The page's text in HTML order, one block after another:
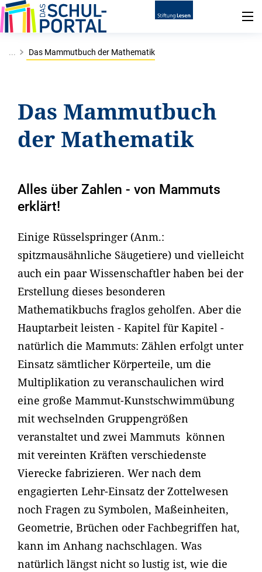
... Das Mammutbuch der Mathematik
Das Mammutbuch
der Mathematik
Alles über Zahlen - von Mammuts
erklärt!
Einige Rüsselspringer (Anm.:
spitzmausähnliche Säugetiere) und vielleicht
auch ein paar Wissenschaftler haben bei der
Erstellung dieses besonderen
Mathematikbuchs fraglos geholfen. Aber die
Hauptarbeit leisten - Kapitel für Kapitel -
natürlich die Mammuts: Zählen erfolgt unter
Einsatz sämtlicher Körperteile, um die
Multiplikation zu veranschaulichen wird
eine große Mammut-Kunstschwimmübung
mit wechselnden Gruppengrößen
veranstaltet und zwei Mammuts können
mit vereinten Kräften verschiedenste
Vierecke fabrizieren. Wer nach dem
engagierten Lehr-Einsatz der Zottelwesen
noch Fragen zu Symbolen, Maßeinheiten,
Geometrie, Brüchen oder Fachbegriffen hat,
kann im Anhang nachschlagen. Was
natürlich längst nicht so lustig ist, wie die